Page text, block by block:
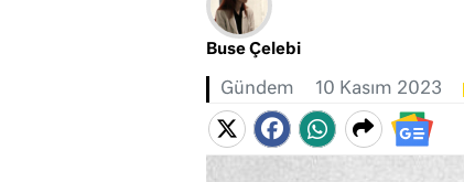
Buse Çelebi
Gündem 10 Kasım 2023